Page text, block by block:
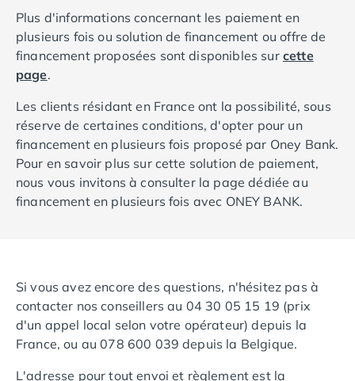
Camping Muravera
Camping Toscane
Camping Albinia
Camping Cecina
Camping Marina di Bibbona
Camping San Vincenzo
Camping Sarteano
Camping Vénétie
Camping Caorle
Camping Cavallino
Camping Lido di Jesolo
Camping Algarve
Camping Centre Portugal
Camping Lisbonne
Camping Nazaré
Camping Nord Portugal
Plus d'informations concernant les paiement en
plusieurs fois ou solution de financement ou offre de
financement proposées sont disponibles sur cette
page.
Les clients résidant en France ont la possibilité, sous
réserve de certaines conditions, d'opter pour un
financement en plusieurs fois proposé par Oney Bank.
Pour en savoir plus sur cette solution de paiement,
nous vous invitons à consulter la page dédiée au
financement en plusieurs fois avec ONEY BANK.
Si vous avez encore des questions, n'hésitez pas à
contacter nos conseillers au 04 30 05 15 19 (prix
d'un appel local selon votre opérateur) depuis la
France, ou au 078 600 039 depuis la Belgique.
L'adresse pour tout envoi et règlement est la